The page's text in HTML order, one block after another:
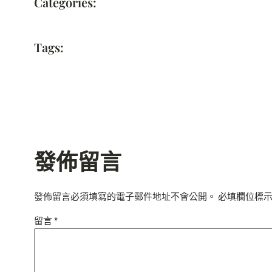
Tags:
發佈留言
發佈留言必須填寫的電子郵件地址不會公開。 必填欄位標
留言*